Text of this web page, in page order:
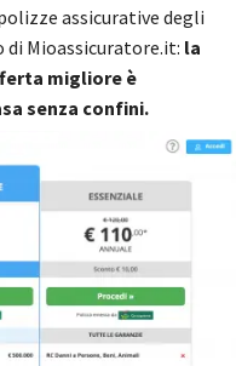
assicurative degli
Mioassicuratore.it: la
migliore è
senza confini.